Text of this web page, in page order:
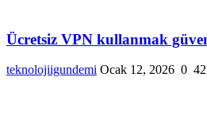
Ücretsiz VPN kullanmak
teknolojiigundemi Ocak 12, 2026 0 42